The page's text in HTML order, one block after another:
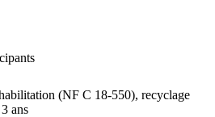
(NF C 18-550), recyclage
ans